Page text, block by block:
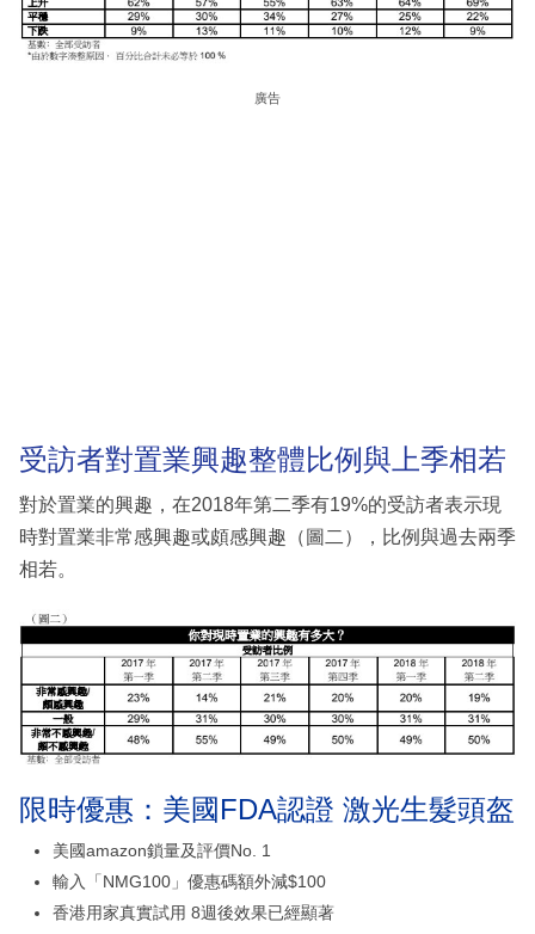
廣告
受訪者對置業興趣整體比例與上季相若
對於置業的興趣，在2018年第二季有19%的受訪者表示現
時對置業非常感興趣或頗感興趣（圖二），比例與過去兩季
相若。
限時優惠：美國FDA認證 激光生髮頭盔
美國amazon鎖量及評價No. 1
輸入「NMG100」優惠碼額外減$100
香港用家真實試用 8週後效果已經顯著